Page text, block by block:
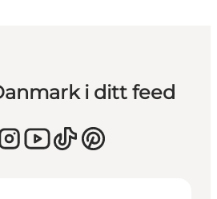
i ditt feed